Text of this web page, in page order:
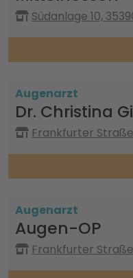
Südanlage 10,
Augenarzt
Dr. Christina
Frankfurter Straße
Augenarzt
Augen-OP
Frankfurter